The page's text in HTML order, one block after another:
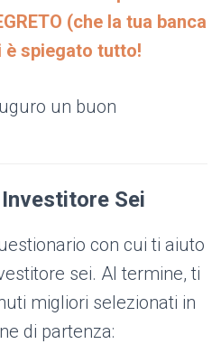
(che la tua banca
è spiegato tutto!
un buon
Sei
con cui ti aiuto
sei. Al termine, ti
migliori selezionati in
di partenza: